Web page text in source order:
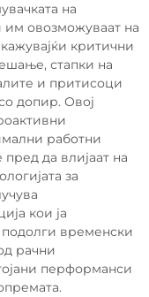
на
им овозможуваат на
критични
стапки на
и притисоци
допир. Овој
работни
да влијаат на
за
кои ја
временски
рачни
перформанси